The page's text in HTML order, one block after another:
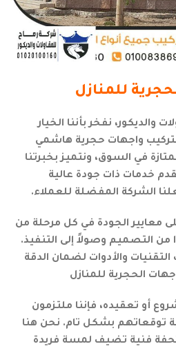
للمنازل
والديكور، نفخر بأننا الخيار
بتركيب واجهات حجرية هاشمي
في السوق، ونتميز بخبرتنا
خدمات ذات جودة عالية
الشركة المفضلة للعملاء.
معايير الجودة في كل مرحلة من
من التصميم وصولاً إلى التنفيذ.
والأدوات لضمان الدقة
الحجرية للمنازل
أو تعقيده، فإننا ملتزمون
توقعاتهم بشكل تام. نحن هنا
فنية تضيف لمسة فريدة